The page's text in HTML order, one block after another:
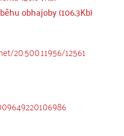
obhajoby (106.3Kb)
20.500.11956/12561